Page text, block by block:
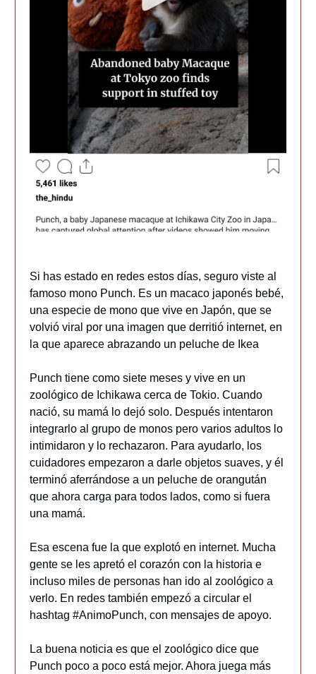
Si has estado en redes estos días, seguro viste al
famoso mono Punch. Es un macaco japonés bebé,
una especie de mono que vive en Japón, que se
volvió viral por una imagen que derritió internet, en
la que aparece abrazando un peluche de Ikea
Punch tiene como siete meses y vive en un
zoológico de Ichikawa cerca de Tokio. Cuando
nació, su mamá lo dejó solo. Después intentaron
integrarlo al grupo de monos pero varios adultos lo
intimidaron y lo rechazaron. Para ayudarlo, los
cuidadores empezaron a darle objetos suaves, y él
terminó aferrándose a un peluche de orangután
que ahora carga para todos lados, como si fuera
una mamá.
Esa escena fue la que explotó en internet. Mucha
gente se les apretó el corazón con la historia e
incluso miles de personas han ido al zoológico a
verlo. En redes también empezó a circular el
hashtag #AnimoPunch, con mensajes de apoyo.
La buena noticia es que el zoológico dice que
Punch poco a poco está mejor. Ahora juega más